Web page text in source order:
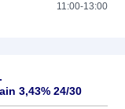
11:00-13:00
3,43% 24/30